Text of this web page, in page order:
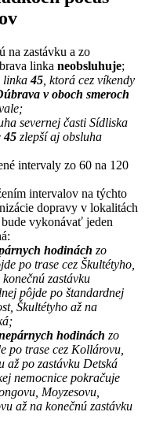
na zastávku a zo
linka neobsluhuje;
linka45 ktorá cez víkendy
v oboch smeroch
severnej časti Sídliska
45 zlepší aj obsluha
intervaly zo 60 na 120
intervalov na týchto
dopravy v lokalitách
vykonávať jeden
hodinách zo
po trase cez Škultétyho,
zastávku
pôjde po štandardnej
Škultétyho až na
hodinách zo
po trase cez Kollárovu,
až po zastávku Detská
nemocnice pokračuje
Moyzesovu,
až na konečnú zastávku